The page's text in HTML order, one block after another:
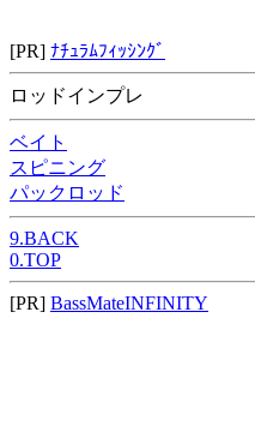
[PR] ﾅﾁｭﾗﾑﾌｨｯｼﾝｸﾞ
ロッドインプレ
ベイト
スピニング
パックロッド
9.BACK
0.TOP
[PR] BassMateINFINITY